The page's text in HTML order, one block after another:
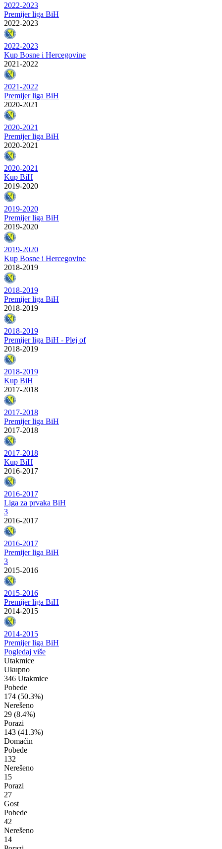
2022-2023
Premijer liga BiH
2022-2023
2022-2023
Kup Bosne i Hercegovine
2021-2022
2021-2022
Premijer liga BiH
2020-2021
2020-2021
Premijer liga BiH
2020-2021
2020-2021
Kup BiH
2019-2020
2019-2020
Premijer liga BiH
2019-2020
2019-2020
Kup Bosne i Hercegovine
2018-2019
2018-2019
Premijer liga BiH
2018-2019
2018-2019
Premijer liga BiH - Plej of
2018-2019
2018-2019
Kup BiH
2017-2018
2017-2018
Premijer liga BiH
2017-2018
2017-2018
Kup BiH
2016-2017
2016-2017
Liga za prvaka BiH
3
2016-2017
2016-2017
Premijer liga BiH
3
2015-2016
2015-2016
Premijer liga BiH
2014-2015
2014-2015
Premijer liga BiH
Pogledaj više
Utakmice
Ukupno
346 Utakmice
Pobede
174 (50.3%)
Nerešeno
29 (8.4%)
Porazi
143 (41.3%)
Domaćin
Pobede
132
Nerešeno
15
Porazi
27
Gost
Pobede
42
Nerešeno
14